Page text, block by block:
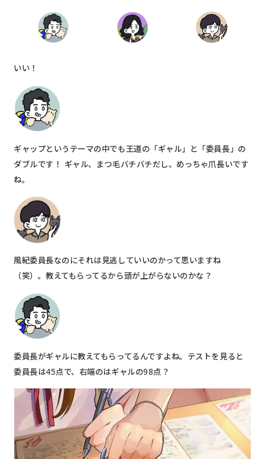
いい！
ギャップというテーマの中でも王道の「ギャル」と「委員長」の
ダブルです！ ギャル、まつ毛バチバチだし、めっちゃ爪長いです
ね。
風紀委員長なのにそれは見逃していいのかって思いますね
（笑）。教えてもらってるから頭が上がらないのかな？
委員長がギャルに教えてもらってるんですよね。テストを見ると
委員長は45点で、右端のはギャルの98点？